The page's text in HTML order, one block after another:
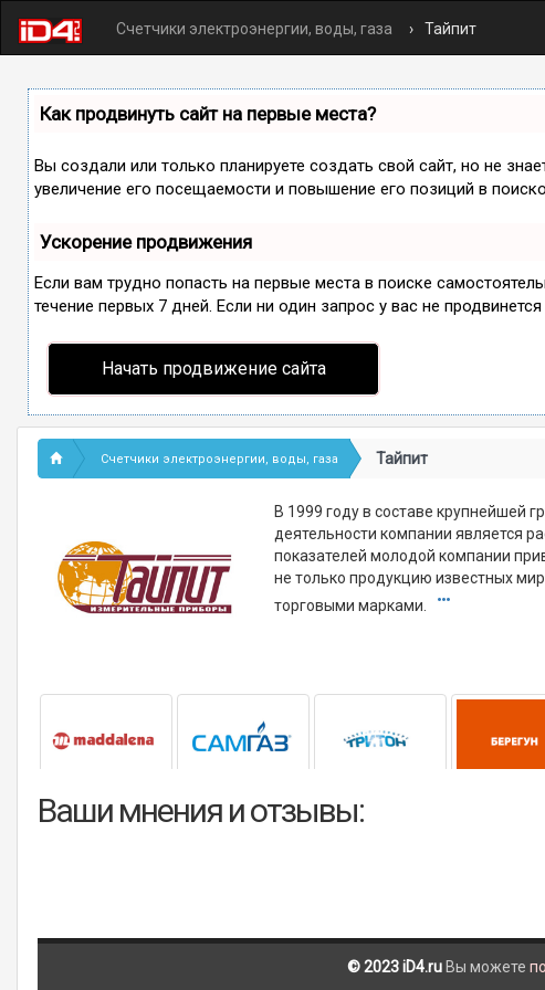
Счетчики электроэнергии, воды, газа Тайпит
Как продвинуть сайт на первые места?
Вы создали или только планируете создать свой сайт, но не
увеличение его посещаемости и повышение его позиций в
Ускорение продвижения
Если вам трудно попасть на первые места в поиске
течение первых 7 дней. Если ни один запрос у вас не
Начать продвижение сайта
Счетчики электроэнергии, воды, газа Тайпит
В 1999 году в составе крупнейшей
деятельности компании является
показателей молодой компании
не только продукцию известных
торговыми марками.
Ваши мнения и отзывы:
© 2023 iD4.ru Вы можете